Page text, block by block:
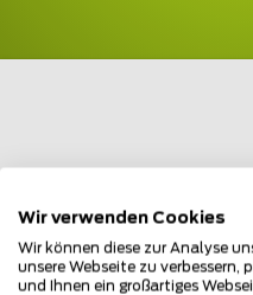
Puls
Wir verwenden Cookies
Wir können diese zur Analyse
unsere Webseite zu verbessern,
und Ihnen ein großartiges